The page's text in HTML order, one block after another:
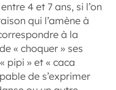
4 et 7 ans, si l’on
qui l’amène à
à la
« choquer » ses
pipi » et « caca
de s’exprimer